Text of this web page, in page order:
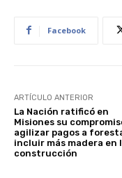
Facebook
ARTÍCULO ANTERIOR
La Nación ratificó en
Misiones su
agilizar pagos a
incluir más madera en
construcción